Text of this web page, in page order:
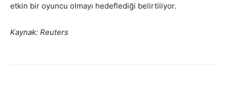
etkin bir oyuncu olmayı hedeflediği belirtiliyor.
Kaynak: Reuters